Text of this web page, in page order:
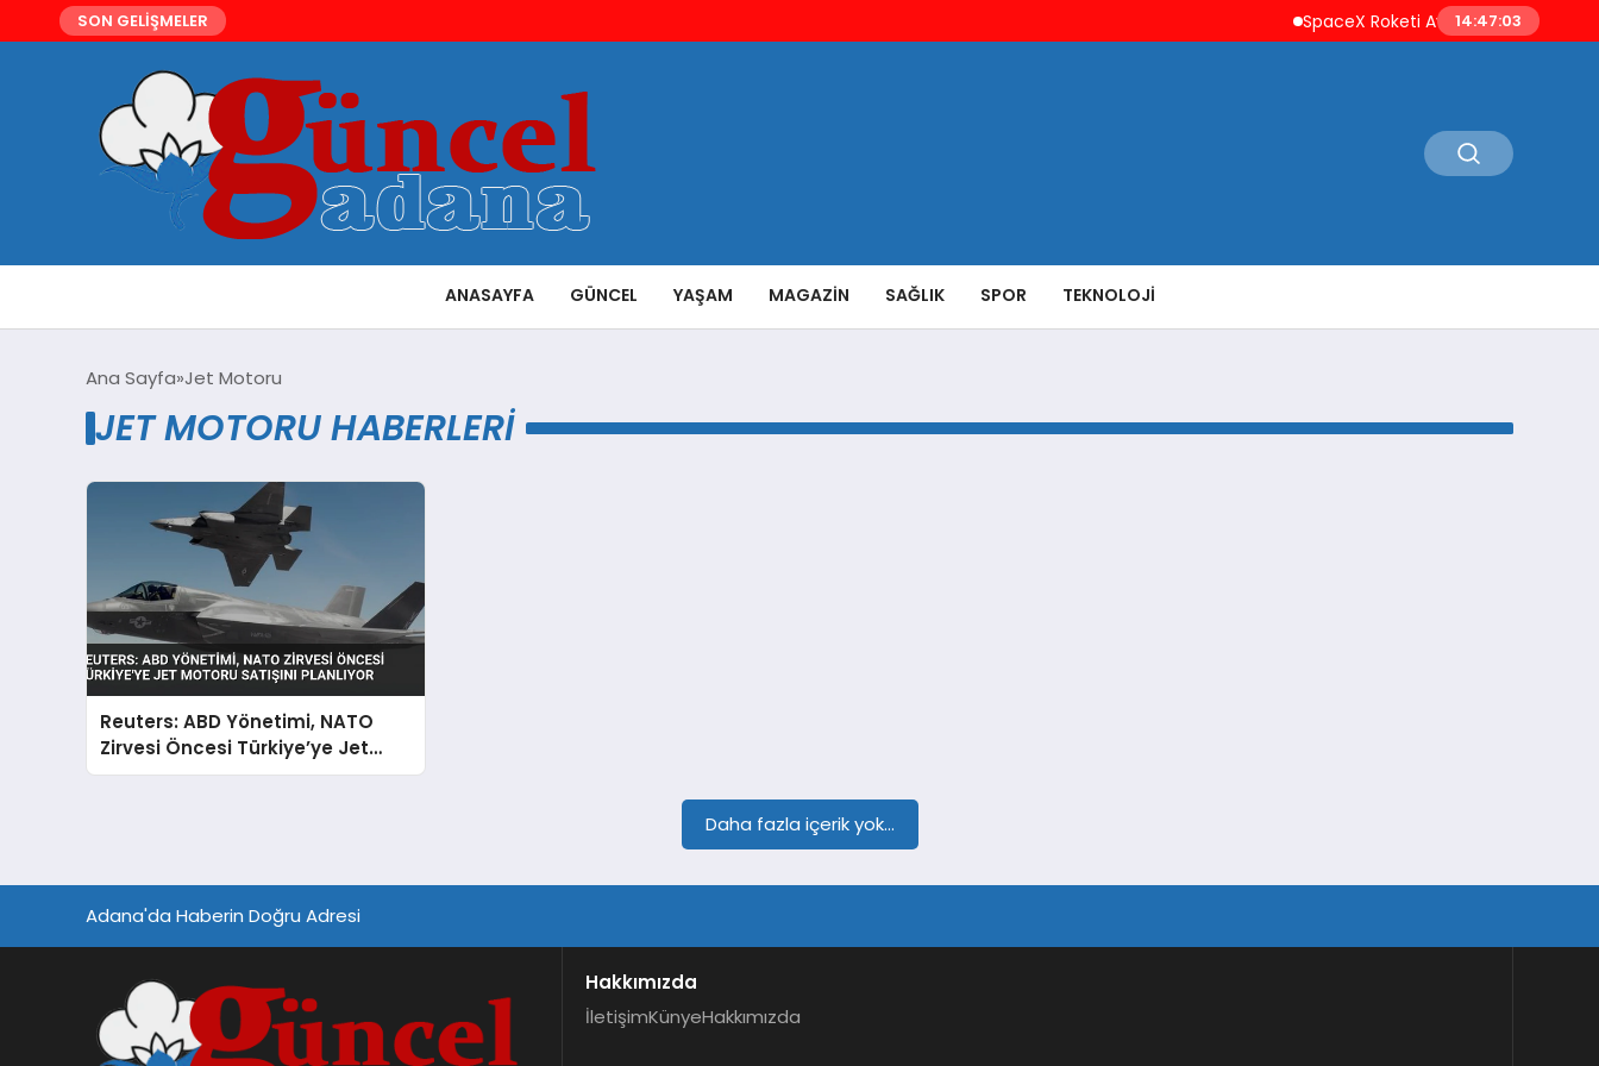
SON GELİŞMELER SpaceX Roketi Ay’a Çarptı Uzay
14:47:03
ANASAYFA GÜNCEL YAŞAM MAGAZIN SAĞLIK SPOR TEKNOLOJI
Ana Sayfa Jet Motoru
JET MOTORU HABERLERI
Reuters: ABD Yönetimi, NATO
Zirvesi Öncesi Türkiye’ye Jet
Motoru Satışını Planlıyor
Daha fazla içerik yok...
Adana'da Haberin Doğru Adresi
Hakkımızda
İletişimKünyeHakkımızda